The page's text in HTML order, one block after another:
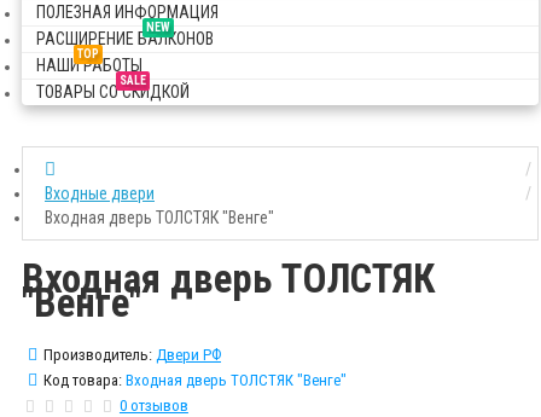
ПОЛЕЗНАЯ ИНФОРМАЦИЯ
NEW
РАСШИРЕНИЕ БАЛКОНОВ
TOP
НАШИ РАБОТЫ
SALE
ТОВАРЫ СО СКИДКОЙ
Входные двери
Входная дверь ТОЛСТЯК "Венге"
Входная дверь ТОЛСТЯК
"Венге"
Производитель: Двери РФ
Код товара: Входная дверь ТОЛСТЯК "Венге"
0 отзывов